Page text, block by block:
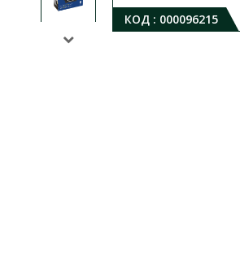
КОД : 000096215